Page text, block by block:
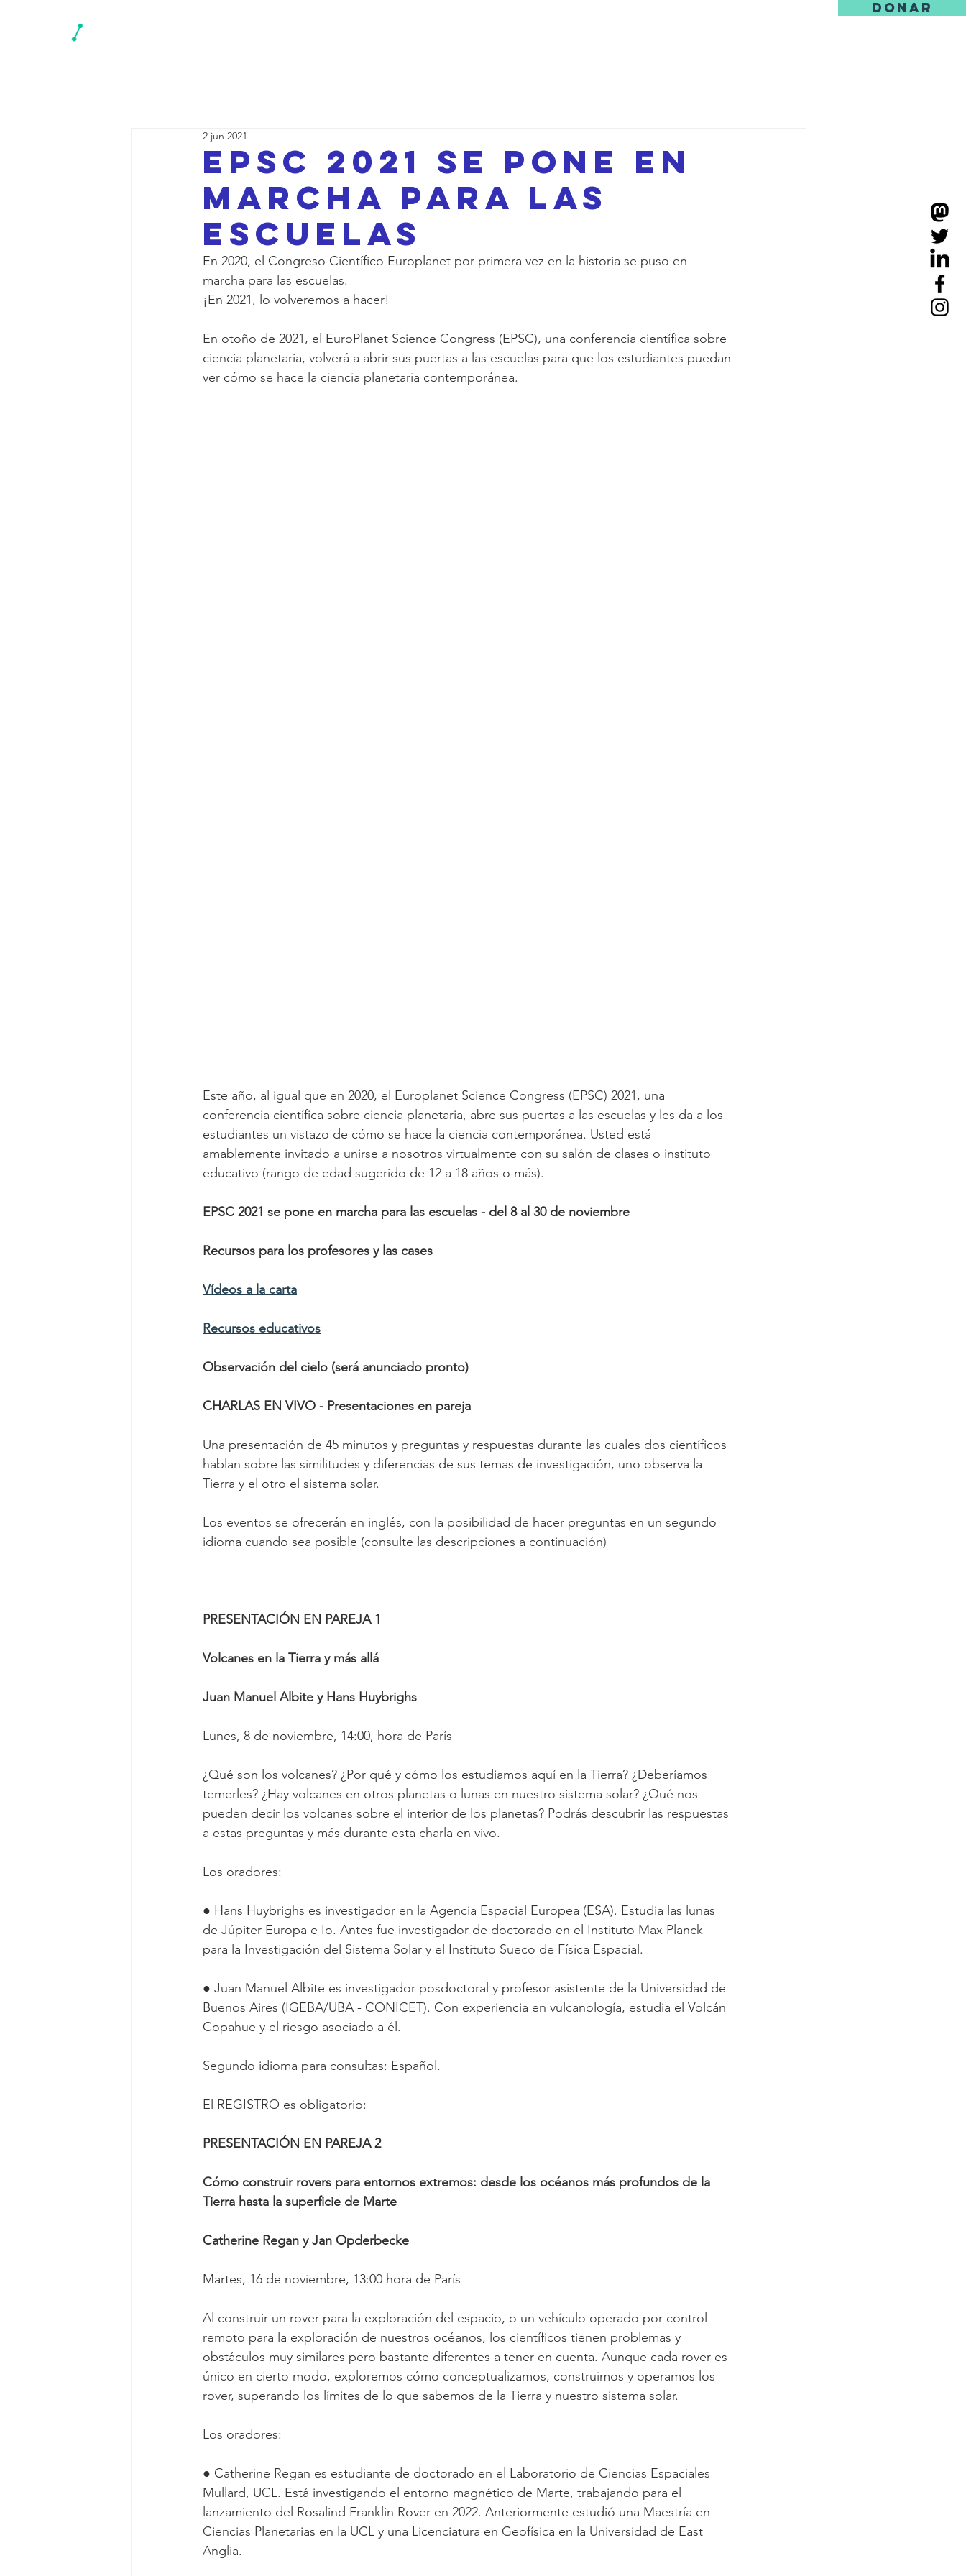
DONAR
EPSC 2021 se pone en
marcha para las
escuelas
2 jun 2021
En 2020, el Congreso Científico Europlanet por primera vez en la historia se puso en
marcha para las escuelas.
¡En 2021, lo volveremos a hacer!
En otoño de 2021, el EuroPlanet Science Congress (EPSC), una conferencia científica sobre
ciencia planetaria, volverá a abrir sus puertas a las escuelas para que los estudiantes puedan
ver cómo se hace la ciencia planetaria contemporánea.
Este año, al igual que en 2020, el Europlanet Science Congress (EPSC) 2021, una
conferencia científica sobre ciencia planetaria, abre sus puertas a las escuelas y les da a los
estudiantes un vistazo de cómo se hace la ciencia contemporánea. Usted está
amablemente invitado a unirse a nosotros virtualmente con su salón de clases o instituto
educativo (rango de edad sugerido de 12 a 18 años o más).
EPSC 2021 se pone en marcha para las escuelas - del 8 al 30 de noviembre
Recursos para los profesores y las cases
Vídeos a la carta
Recursos educativos
Observación del cielo (será anunciado pronto)
CHARLAS EN VIVO - Presentaciones en pareja
Una presentación de 45 minutos y preguntas y respuestas durante las cuales dos científicos
hablan sobre las similitudes y diferencias de sus temas de investigación, uno observa la
Tierra y el otro el sistema solar.
Los eventos se ofrecerán en inglés, con la posibilidad de hacer preguntas en un segundo
idioma cuando sea posible (consulte las descripciones a continuación)
PRESENTACIÓN EN PAREJA 1
Volcanes en la Tierra y más allá
Juan Manuel Albite y Hans Huybrighs
Lunes, 8 de noviembre, 14:00, hora de París
¿Qué son los volcanes? ¿Por qué y cómo los estudiamos aquí en la Tierra? ¿Deberíamos
temerles? ¿Hay volcanes en otros planetas o lunas en nuestro sistema solar? ¿Qué nos
pueden decir los volcanes sobre el interior de los planetas? Podrás descubrir las respuestas
a estas preguntas y más durante esta charla en vivo.
Los oradores:
● Hans Huybrighs es investigador en la Agencia Espacial Europea (ESA). Estudia las lunas
de Júpiter Europa e Io. Antes fue investigador de doctorado en el Instituto Max Planck
para la Investigación del Sistema Solar y el Instituto Sueco de Física Espacial.
● Juan Manuel Albite es investigador posdoctoral y profesor asistente de la Universidad de
Buenos Aires (IGEBA/UBA - CONICET). Con experiencia en vulcanología, estudia el Volcán
Copahue y el riesgo asociado a él.
Segundo idioma para consultas: Español.
El REGISTRO es obligatorio:
PRESENTACIÓN EN PAREJA 2
Cómo construir rovers para entornos extremos: desde los océanos más profundos de la
Tierra hasta la superficie de Marte
Catherine Regan y Jan Opderbecke
Martes, 16 de noviembre, 13:00 hora de París
Al construir un rover para la exploración del espacio, o un vehículo operado por control
remoto para la exploración de nuestros océanos, los científicos tienen problemas y
obstáculos muy similares pero bastante diferentes a tener en cuenta. Aunque cada rover es
único en cierto modo, exploremos cómo conceptualizamos, construimos y operamos los
rover, superando los límites de lo que sabemos de la Tierra y nuestro sistema solar.
Los oradores:
● Catherine Regan es estudiante de doctorado en el Laboratorio de Ciencias Espaciales
Mullard, UCL. Está investigando el entorno magnético de Marte, trabajando para el
lanzamiento del Rosalind Franklin Rover en 2022. Anteriormente estudió una Maestría en
Ciencias Planetarias en la UCL y una Licenciatura en Geofísica en la Universidad de East
Anglia.